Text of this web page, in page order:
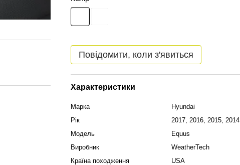
Повідомити, коли з'явиться
Характеристики
Марка
Hyundai
Рік
2017, 2016, 2015, 2014
Модель
Equus
Виробник
WeatherTech
Країна походження
USA